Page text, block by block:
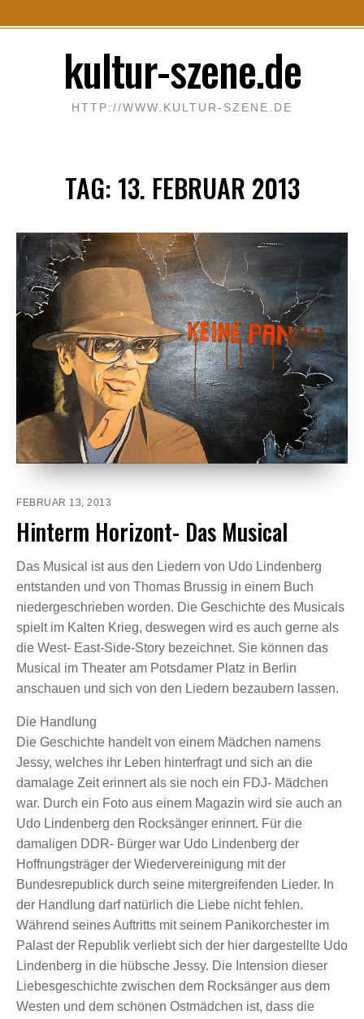
kultur-szene.de
HTTP://WWW.KULTUR-SZENE.DE
TAG: 13. FEBRUAR 2013
FEBRUAR 13, 2013
Hinterm Horizont- Das Musical
Das Musical ist aus den Liedern von Udo Lindenberg
entstanden und von Thomas Brussig in einem Buch
niedergeschrieben worden. Die Geschichte des Musicals
spielt im Kalten Krieg, deswegen wird es auch gerne als
die West- East-Side-Story bezeichnet. Sie können das
Musical im Theater am Potsdamer Platz in Berlin
anschauen und sich von den Liedern bezaubern lassen.
Die Handlung
Die Geschichte handelt von einem Mädchen namens
Jessy, welches ihr Leben hinterfragt und sich an die
damalage Zeit erinnert als sie noch ein FDJ- Mädchen
war. Durch ein Foto aus einem Magazin wird sie auch an
Udo Lindenberg den Rocksänger erinnert. Für die
damaligen DDR- Bürger war Udo Lindenberg der
Hoffnungsträger der Wiedervereinigung mit der
Bundesrepublick durch seine mitergreifenden Lieder. In
der Handlung darf natürlich die Liebe nicht fehlen.
Während seines Auftritts mit seinem Panikorchester im
Palast der Republik verliebt sich der hier dargestellte Udo
Lindenberg in die hübsche Jessy. Die Intension dieser
Liebesgeschichte zwischen dem Rocksänger aus dem
Westen und dem schönen Ostmädchen ist, dass die